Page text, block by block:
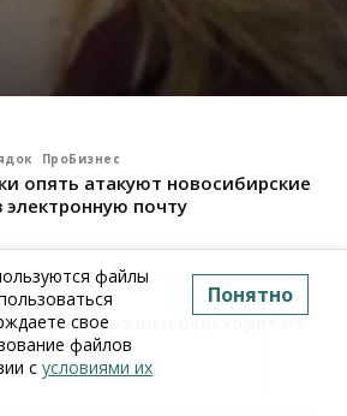
ПроБизнес
опять атакуют новосибирские
почту
переходят на
файлы
свое
файлов
с условиями их
Понятно